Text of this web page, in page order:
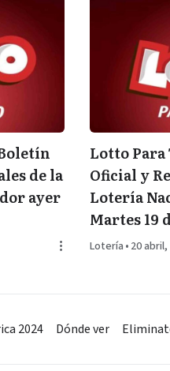
de la
ayer
Lotto
Oficial y
Lotería
Martes 19
Lotería • 20 abril,
2024 Dónde ver